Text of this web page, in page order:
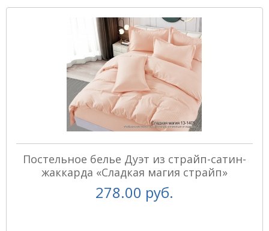
Постельное белье Дуэт из страйп-сатин-
жаккарда «Сладкая магия страйп»
278.00 руб.